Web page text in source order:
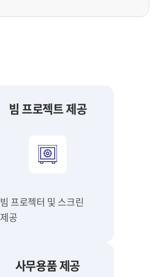
빔 프로젝트 제공
빔 프로젝터 및 스크린
제공
사무용품 제공